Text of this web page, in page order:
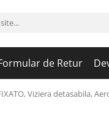
de Retur
Viziera detasabila,